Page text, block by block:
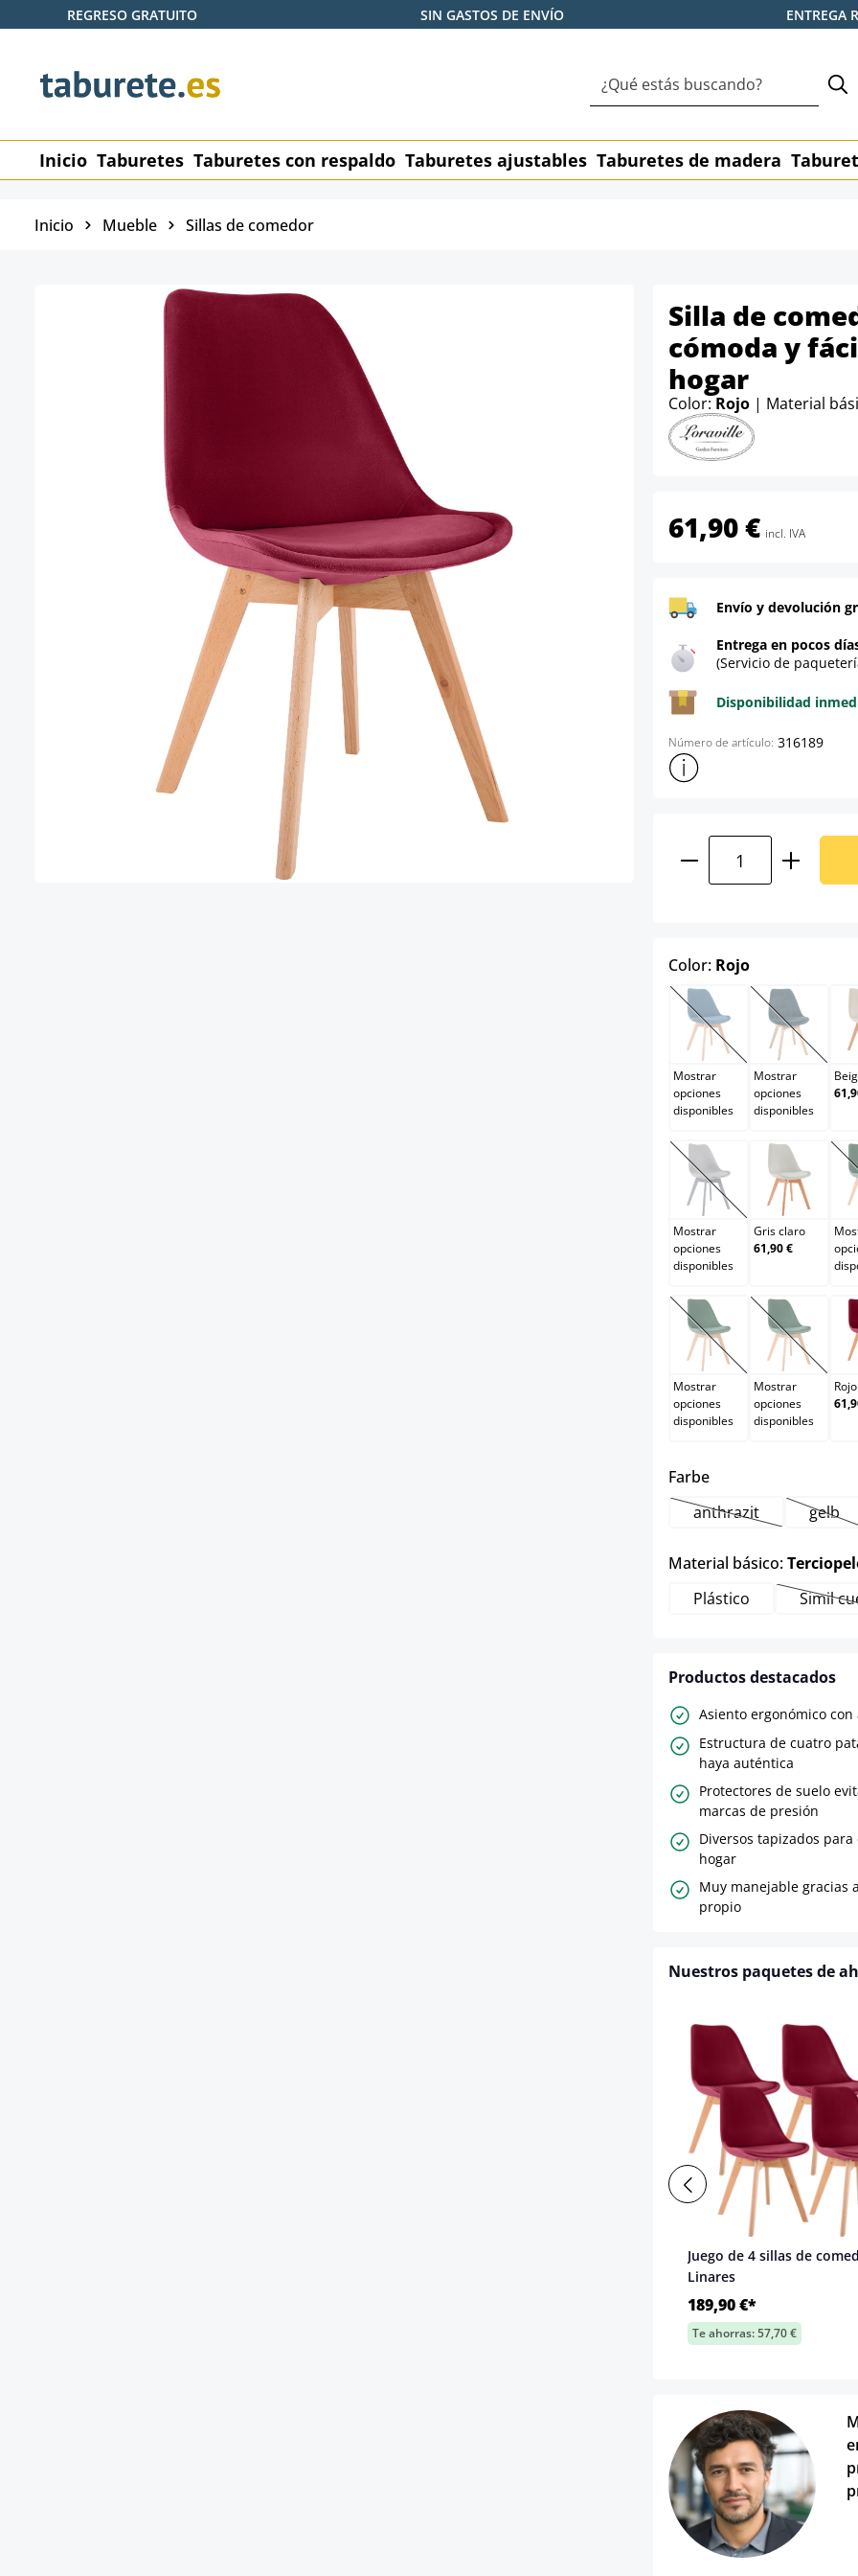
al contenido principal
Saltar a la búsqueda
Saltar a la navegación principal
REGRESO GRATUITO SIN GASTOS DE ENVÍO ENTREGA
Inicio Taburetes Taburetes con respaldo Taburetes ajustables Taburetes de madera
Inicio Mueble Sillas de comedor
Silla de
cómoda y
hogar
Color: Rojo | Material
61,90 € incl. IVA
Envío y devolución
Entrega en pocos
(Servicio de
Disponibilidad
Número de artículo: 316189
Mostrar más información
Cantidad del
Color: Rojoselect
Azul
(Esta opción no está
Mostrar
opciones
disponibles
Azul
(Esta
Mostrar
opciones
disponibles
Gris/gris
(Esta opción no está
Mostrar
opciones
disponibles
Gris claro
Gris claro
61,90 €
Negro
(Esta opción no está
Mostrar
opciones
disponibles
Negro/
(Esta
Mostrar
opciones
disponibles
Rojo
Farbeselect
anthrazit(Esta opción nogelb
Material básico:
Plástico
Simil
Productos destacados
Asiento ergonómico
Estructura de cuatro
haya auténtica
Protectores de suelo
marcas de presión
Diversos tapizados
hogar
Muy manejable gracias
propio
Nuestros paquetes de
Juego de 4 sillas de
Linares
189,90 €*
Te ahorras: 57,70 €